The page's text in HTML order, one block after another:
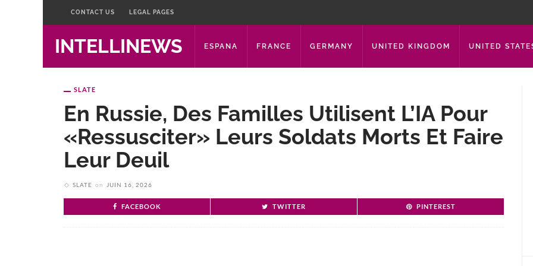
CONTACT US LEGAL PAGES
INTELLINEWS ESPANA FRANCE GERMANY UNITED KINGDOM UNITED
SLATE
En Russie, Des Familles Utilisent L’IA Pour
«ressusciter» Leurs Soldats Morts Et Faire
Leur Deuil
SLATE on JUIN 16, 2026
FACEBOOK TWITTER PINTEREST